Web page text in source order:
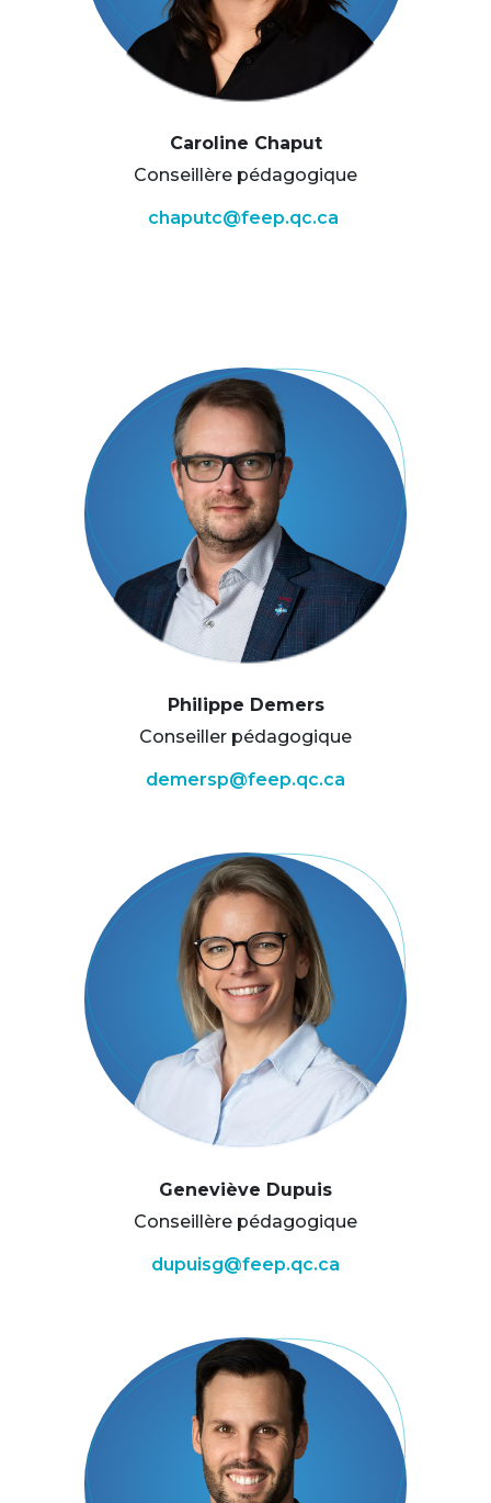
Caroline Chaput
Conseillère pédagogique
chaputc@feep.qc.ca
Philippe Demers
Conseiller pédagogique
demersp@feep.qc.ca
Geneviève Dupuis
Conseillère pédagogique
dupuisg@feep.qc.ca